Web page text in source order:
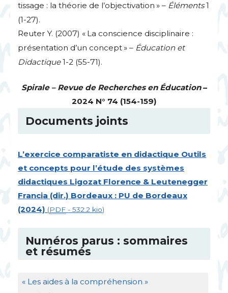
tissage : la théorie de l’objectivation » – Éléments1
(1-27).
Reuter Y. (2007) « La conscience disciplinaire :
présentation d’un concept» – Éducation et
Didactique1-2 (55-71).
Spirale – Revue de Recherches en Éducation–
2024 N° 74 (154-159)
Documents joints
L’exercice comparatiste en didactique Outils
et concepts pour l’étude des systèmes
didactiques Ligozat Florence & Leutenegger
Francia (dir.) Bordeaux : PU de Bordeaux
(2024) (PDF - 532.2 kio)
Numéros parus : sommaires
et résumés
« Les aides à la compréhension »